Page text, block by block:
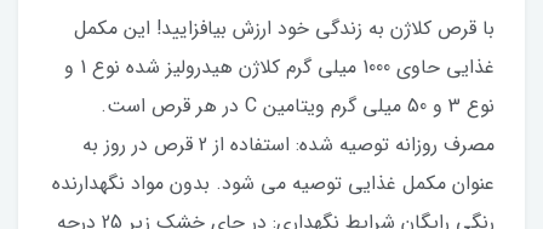
با قرص کلاژن به زندگی خود ارزش بیافزایید! این مکمل
غذایی حاوی 1000 میلی گرم کلاژن هیدرولیز شده نوع 1 و
نوع 3 و 50 میلی گرم ویتامین C در هر قرص است.
مصرف روزانه توصیه شده: استفاده از 2 قرص در روز به
عنوان مکمل غذایی توصیه می شود. بدون مواد نگهدارنده
رنگی رایگان شرایط نگهداری: در جای خشک زیر 25 درجه